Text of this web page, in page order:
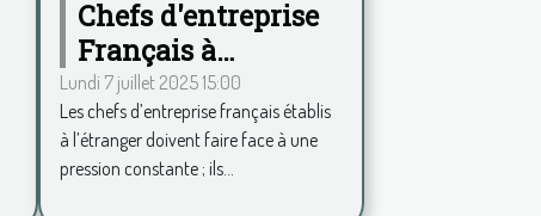
Chefs d'entreprise
Français à
l’étranger : Frédéric
Duplessy propose
une analyse psy à
Lundi 7 juillet 2025 15:00
Les chefs d’entreprise français établis
à l’étranger doivent faire face à une
pression constante ; ils...